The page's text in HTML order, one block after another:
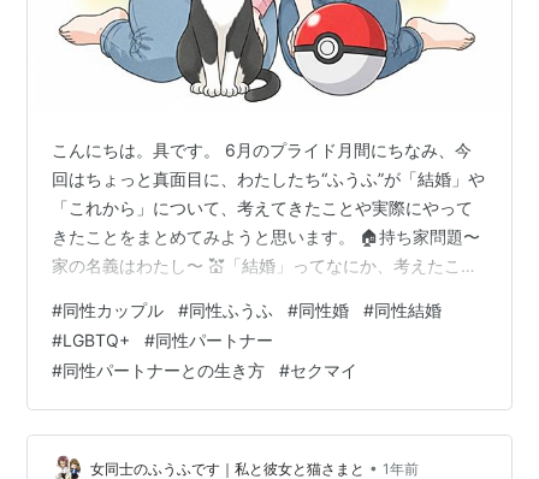
こんにちは。具です。 6月のプライド月間にちなみ、今
回はちょっと真面目に、わたしたち“ふうふ”が「結婚」や
「これから」について、考えてきたことや実際にやって
きたことをまとめてみようと思います。 🏠持ち家問題〜
家の名義はわたし〜 💒「結婚」ってなにか、考えたこと
ちが付き合って、夏でちょうど20年。8年前には結婚式
もしました（※法的な婚姻はできないけど、式を挙げるこ
とはできます）。ここに至るまで、一度お別れした時期
もありましたが、今はふたたび一緒に暮らしています。
いわゆる“紆余曲折”というやつです。でも、そのどの時間
も、今のふたりを形作ってくれ…
#同性カップル #同性ふうふ #同性婚 #同性結婚
#LGBTQ+ #同性パートナー
#同性パートナーとの生き方 #セクマイ
女同士のふうふです｜私と彼女と猫さまと • 1年前